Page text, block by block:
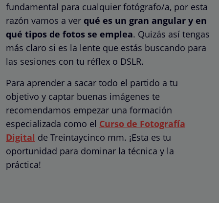
fundamental para cualquier fotógrafo/a, por esta
razón vamos a ver qué es un gran angular y en
qué tipos de fotos se emplea. Quizás así tengas
más claro si es la lente que estás buscando para
las sesiones con tu réflex o DSLR.
Para aprender a sacar todo el partido a tu
objetivo y captar buenas imágenes te
recomendamos empezar una formación
especializada como el Curso de Fotografía
Digital de Treintaycinco mm. ¡Esta es tu
oportunidad para dominar la técnica y la
práctica!